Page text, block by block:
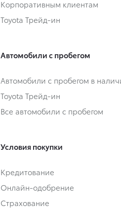
Корпоративным клиентам
Toyota Трейд-ин
Автомобили с пробегом
Автомобили с пробегом в
Toyota Трейд-ин
Все автомобили с пробегом
Условия покупки
Кредитование
Онлайн-одобрение
Страхование